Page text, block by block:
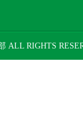
ALL RIGHTS